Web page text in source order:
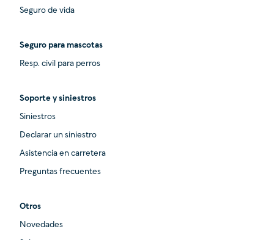
Seguro de vida
Seguro para mascotas
Resp. civil para perros
Soporte y siniestros
Siniestros
Declarar un siniestro
Asistencia en carretera
Preguntas frecuentes
Otros
Novedades